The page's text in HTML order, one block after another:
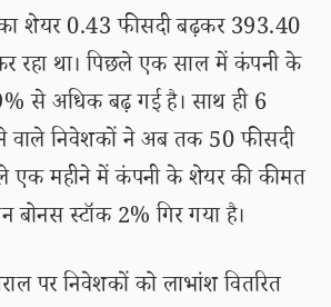
शेयर 0.43 फीसदी बढ़कर 393.40
रहा था। पिछले एक साल में कंपनी के
से अधिक बढ़ गई है। साथ ही 6
वाले निवेशकों ने अब तक 50 फीसदी
एक महीने में कंपनी के शेयर की कीमत
बोनस स्टॉक 2% गिर गया है।
पर निवेशकों को लाभांश वितरित